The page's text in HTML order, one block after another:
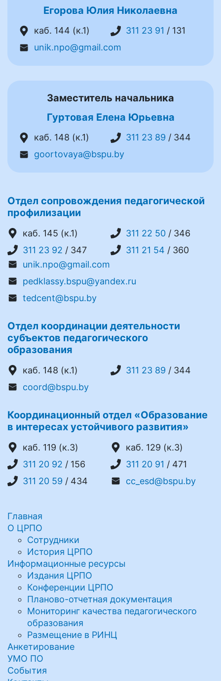
Егорова Юлия Николаевна
каб. 144 (к.1) 311 23 91 / 131
unik.npo@gmail.com
Заместитель начальника
Гуртовая Елена Юрьевна
каб. 148 (к.1) 311 23 89 / 344
goortovaya@bspu.by
Отдел сопровождения педагогической
профилизации
каб. 145 (к.1) 311 22 50 / 346
311 23 92 / 347 311 21 54 / 360
unik.npo@gmail.com
pedklassy.bspu@yandex.ru
tedcent@bspu.by
Отдел координации деятельности
субъектов педагогического
образования
каб. 148 (к.1) 311 23 89 / 344
coord@bspu.by
Координационный отдел «Образование
в интересах устойчивого развития»
каб. 119 (к.3)
каб. 129 (к.3)
311 20 92 / 156 311 20 91 / 471
311 20 59 / 434 cc_esd@bspu.by
Главная
О ЦРПО
Сотрудники
История ЦРПО
Информационные ресурсы
Издания ЦРПО
Конференции ЦРПО
Планово-отчетная документация
Мониторинг качества педагогического
образования
Размещение в РИНЦ
Анкетирование
УМО ПО
События